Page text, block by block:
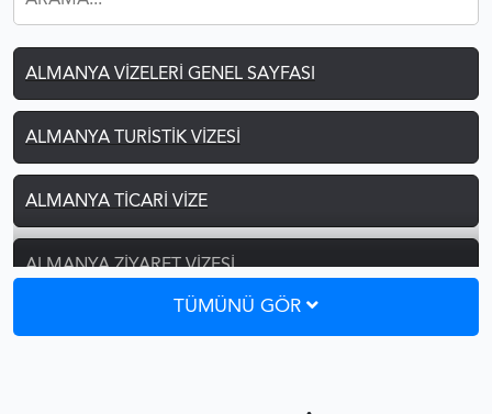
ALMANYA VIZELERI GENEL SAYFASI
ALMANYA TURISTIK VIZESI
ALMANYA TICARI VIZE
ALMANYA ZIYARET VIZESI
TÜMÜNÜ GÖR